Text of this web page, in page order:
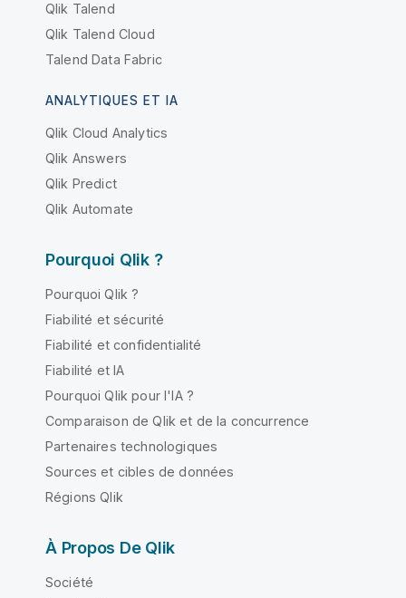
Qlik Talend
Qlik Talend Cloud
Talend Data Fabric
ANALYTIQUES ET IA
Qlik Cloud Analytics
Qlik Answers
Qlik Predict
Qlik Automate
Pourquoi Qlik ?
Pourquoi Qlik ?
Fiabilité et sécurité
Fiabilité et confidentialité
Fiabilité et IA
Pourquoi Qlik pour l'IA ?
Comparaison de Qlik et de la concurrence
Partenaires technologiques
Sources et cibles de données
Régions Qlik
À Propos De Qlik
Société